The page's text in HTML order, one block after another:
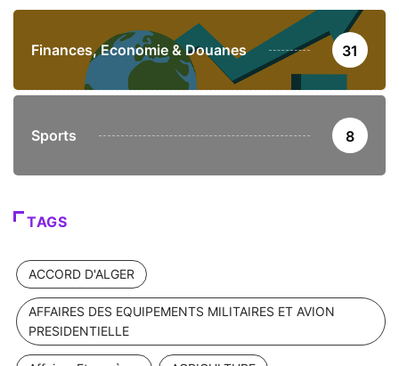
Finances, Economie & Douanes 31
Sports 8
TAGS
ACCORD D'ALGER
AFFAIRES DES EQUIPEMENTS MILITAIRES ET AVION
PRESIDENTIELLE